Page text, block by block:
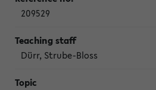
209529
Dürr, Strube-Bloss